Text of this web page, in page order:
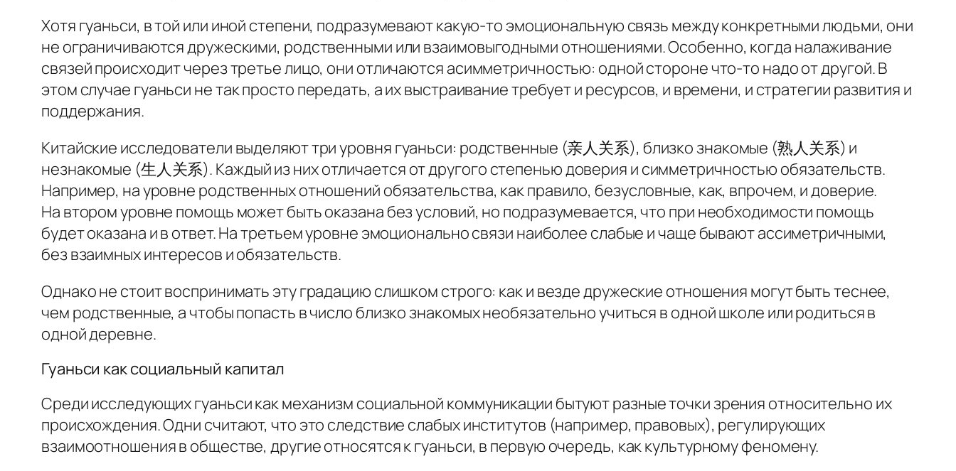
Хотя гуаньси, в той или иной степени, подразумевают какую-то эмоциональную связь между конкретными людьми, они
не ограничиваются дружескими, родственными или взаимовыгодными отношениями. Особенно, когда налаживание
связей происходит через третье лицо, они отличаются асимметричностью: одной стороне что-то надо от другой. В
этом случае гуаньси не так просто передать, а их выстраивание требует и ресурсов, и времени, и стратегии развития и
поддержания.
Китайские исследователи выделяют три уровня гуаньси: родственные (亲人关系), близко знакомые (熟人关系) и
незнакомые (生人关系). Каждый из них отличается от другого степенью доверия и симметричностью обязательств.
Например, на уровне родственных отношений обязательства, как правило, безусловные, как, впрочем, и доверие.
На втором уровне помощь может быть оказана без условий, но подразумевается, что при необходимости помощь
будет оказана и в ответ. На третьем уровне эмоционально связи наиболее слабые и чаще бывают ассиметричными,
без взаимных интересов и обязательств.
Однако не стоит воспринимать эту градацию слишком строго: как и везде дружеские отношения могут быть теснее,
чем родственные, а чтобы попасть в число близко знакомых необязательно учиться в одной школе или родиться в
одной деревне.
Гуаньси как социальный капитал
Среди исследующихгуаньсикак механизм социальной коммуникации бытуют разные точки зрения относительно их
происхождения. Одни считают, что это следствие слабых институтов (например, правовых), регулирующих
взаимоотношения в обществе, другие относятся кгуаньси, в первую очередь, как культурному феномену.